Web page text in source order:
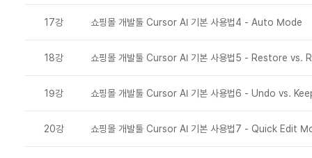
17강 쇼핑몰 개발툴 Cursor AI 기본 사용법4 - Auto Mode
18강 쇼핑몰 개발툴 Cursor AI 기본 사용법5 - Restore vs.
19강 쇼핑몰 개발툴 Cursor AI 기본 사용법6 - Undo vs.
20강 쇼핑몰 개발툴 Cursor AI 기본 사용법7 - Quick Edit